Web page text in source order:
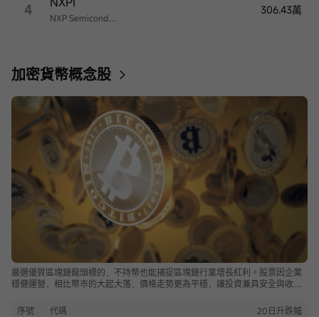
4 306.43萬
加密貨幣概念股
嚴選優質區塊鏈龍頭標的，不持幣也能捕捉區塊鏈行業增長紅利。股票因企業
穩健運營，相比幣市的大起大落，價格走勢更為平穩，讓投資兼具安全與收
序號
代碼 20日升跌幅